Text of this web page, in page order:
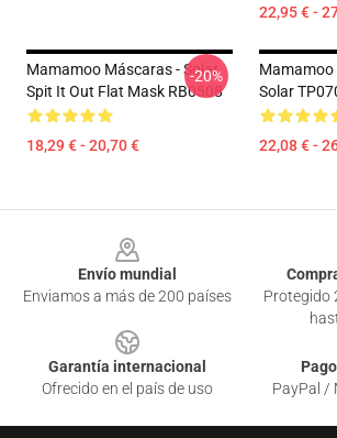
22,95 € -
Mamamoo Máscaras - Solar
Spit It Out Flat Mask RB0508
18,29 € - 20,70 €
-20%
Mamamoo
Solar
22,08 € -
Envío mundial
Enviamos a más de 200 países
Protegido
Garantía internacional
Ofrecido en el país de uso
PayPal /